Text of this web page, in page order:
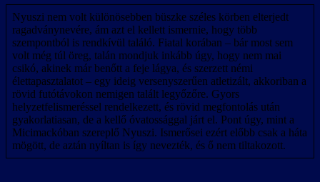
Nyuszi nem volt különösebben büszke széles körben elterjedt
ragadványnevére, ám azt el kellett ismernie, hogy több
szempontból is rendkívül találó. Fiatal korában – bár most sem
volt még túl öreg, talán mondjuk inkább úgy, hogy nem mai
csikó, akinek már benőtt a feje lágya, és szerzett némi
élettapasztalatot – egy ideig versenyszerűen atletizált, akkoriban a
rövid futótávokon nemigen talált legyőzőre. Gyors
helyzetfelismeréssel rendelkezett, és rövid megfontolás után
gyakorlatiasan, de a kellő óvatossággal járt el. Pont úgy, mint a
Micimackóban szereplő Nyuszi. Ismerősei ezért előbb csak a háta
mögött, de aztán nyíltan is így nevezték, és ő nem tiltakozott.